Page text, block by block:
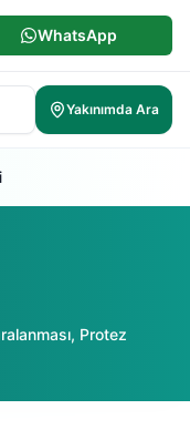
WhatsApp
Yakınımda Ara
, Protez